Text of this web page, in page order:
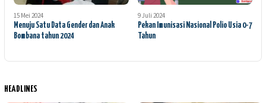
9 Juli 2024
Pekan Imunisasi Nasional Polio Usia 0-7
Tahun
13 Juni 2024
Persiapan Dinas DP3A Bombana hadapi
Penilaian Anugerah Parahita Ekapraya
HEADLINES